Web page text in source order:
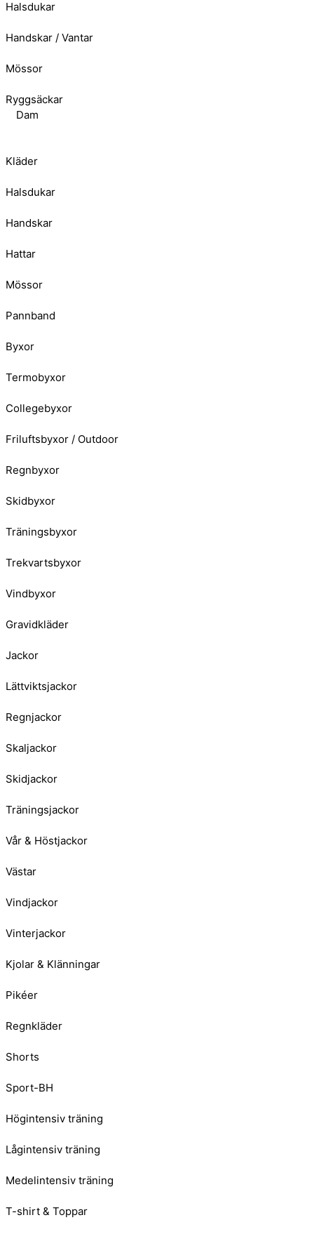
Halsdukar
Handskar / Vantar
Mössor
Ryggsäckar
Dam
Kläder
Halsdukar
Handskar
Hattar
Mössor
Pannband
Byxor
Termobyxor
Collegebyxor
Friluftsbyxor / Outdoor
Regnbyxor
Skidbyxor
Träningsbyxor
Trekvartsbyxor
Vindbyxor
Gravidkläder
Jackor
Lättviktsjackor
Regnjackor
Skaljackor
Skidjackor
Träningsjackor
Vår & Höstjackor
Västar
Vindjackor
Vinterjackor
Kjolar & Klänningar
Pikéer
Regnkläder
Shorts
Sport-BH
Högintensiv träning
Lågintensiv träning
Medelintensiv träning
T-shirt & Toppar